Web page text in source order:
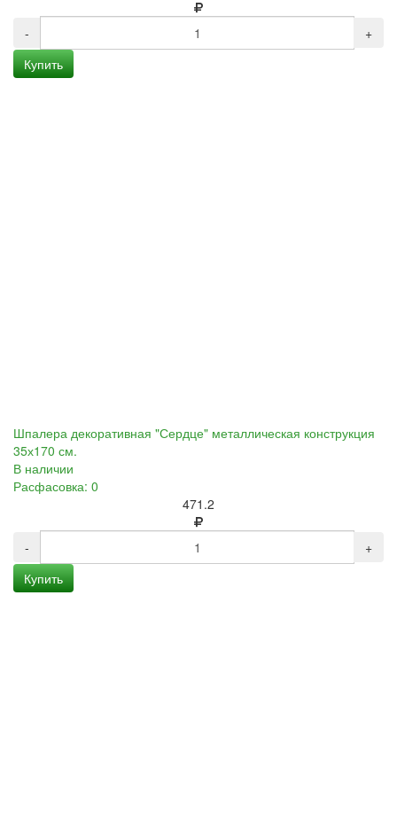
-
+
Купить
Шпалера декоративная "Сердце" металлическая конструкция
35х170 см.
В наличии
Расфасовка: 0
471.2
-
+
Купить